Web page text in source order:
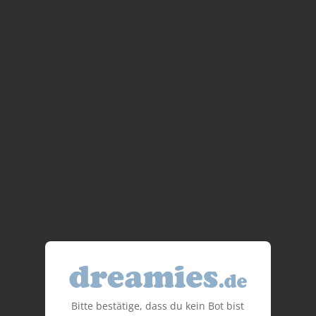
Bitte bestätige, dass du kein Bot bist